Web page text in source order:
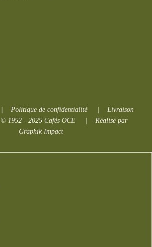
Politique de confidentialité| Livraison
© 1952 - 2025 Cafés OCE| Réalisé par
Graphik Impact